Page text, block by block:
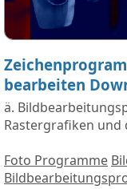
bearbeiten
ä.
Rastergrafiken und
Foto Programme